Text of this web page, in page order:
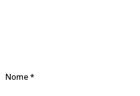
Nome*